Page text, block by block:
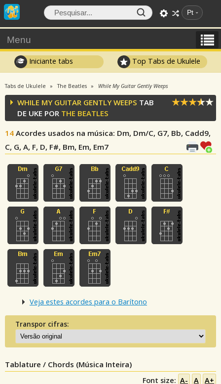
Pt
Menu
Iniciante tabs Top Tabs de Ukulele
Tabs de Ukulele The Beatles While My Guitar Gently Weeps
WHILE MY GUITAR GENTLY WEEPS TAB
DE UKE POR THE BEATLES
14 Acordes usados na música: Dm, Dm/C, G7, Bb, Cadd9,
C, G, A, F, D, F#, Bm, Em, Em7
Veja estes acordes para o Barítono
Transpor cifras:
Tablature / Chords (Música Inteira)
Font size: A- A A+